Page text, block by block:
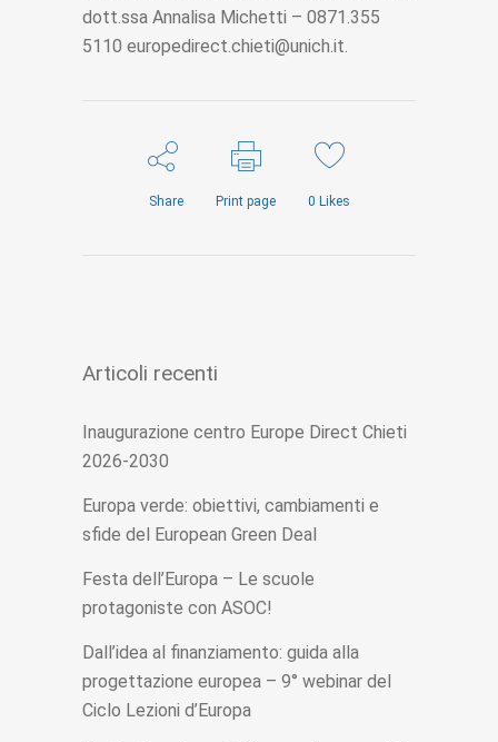
dott.ssa Annalisa Michetti – 0871.355
5110 europedirect.chieti@unich.it.
Share Print page 0 Likes
Articoli recenti
Inaugurazione centro Europe Direct Chieti
2026-2030
Europa verde: obiettivi, cambiamenti e
sfide del European Green Deal
Festa dell’Europa – Le scuole
protagoniste con ASOC!
Dall’idea al finanziamento: guida alla
progettazione europea – 9° webinar del
Ciclo Lezioni d’Europa